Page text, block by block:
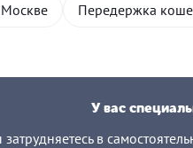
Передержка
У вас
в